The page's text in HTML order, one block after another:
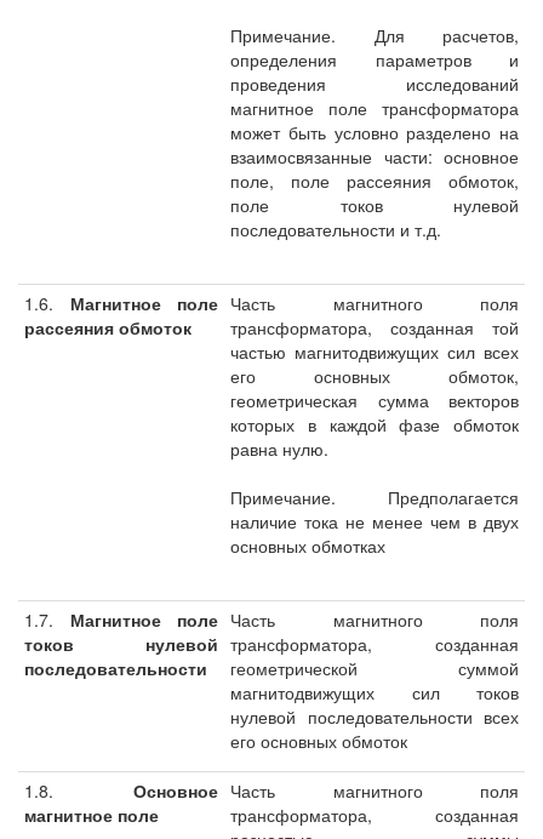
Примечание. Для расчетов,
определения параметров и
проведения исследований
магнитное поле трансформатора
может быть условно разделено на
взаимосвязанные части: основное
поле, поле рассеяния обмоток,
поле токов нулевой
последовательности и т.д.
1.6. Магнитное поле
рассеяния обмоток
Часть магнитного поля
трансформатора, созданная той
частью магнитодвижущих сил всех
его основных обмоток,
геометрическая сумма векторов
которых в каждой фазе обмоток
равна нулю.
Примечание. Предполагается
наличие тока не менее чем в двух
основных обмотках
1.7. Магнитное поле
токов нулевой
последовательности
Часть магнитного поля
трансформатора, созданная
геометрической суммой
магнитодвижущих сил токов
нулевой последовательности всех
его основных обмоток
1.8. Основное
магнитное поле
Часть магнитного поля
трансформатора, созданная